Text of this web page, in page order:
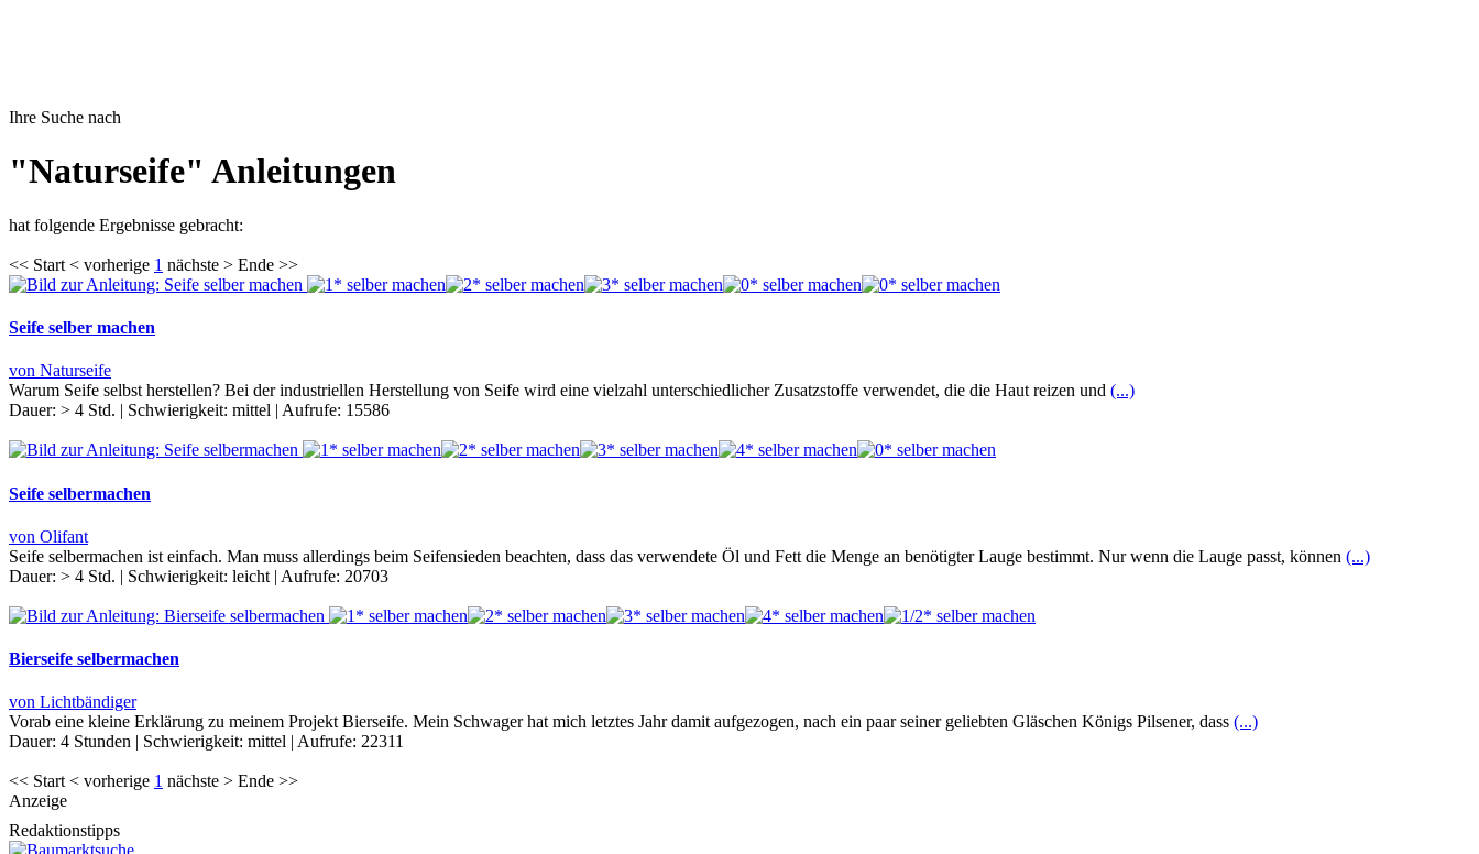
Ihre Suche nach
"Naturseife" Anleitungen
hat folgende Ergebnisse gebracht:
<< Start < vorherige 1 nächste > Ende >>
Seife selber machen
von Naturseife
Warum Seife selbst herstellen? Bei der industriellen Herstellung von Seife wird eine vielzahl unterschiedlicher Zusatzstoffe verwendet, die die Haut reizen und (...)
Dauer: > 4 Std. | Schwierigkeit: mittel | Aufrufe: 15586
Seife selbermachen
von Olifant
Seife selbermachen ist einfach. Man muss allerdings beim Seifensieden beachten, dass das verwendete Öl und Fett die Menge an benötigter Lauge bestimmt. Nur wenn die Lauge passt, können (...)
Dauer: > 4 Std. | Schwierigkeit: leicht | Aufrufe: 20703
Bierseife selbermachen
von Lichtbändiger
Vorab eine kleine Erklärung zu meinem Projekt Bierseife. Mein Schwager hat mich letztes Jahr damit aufgezogen, nach ein paar seiner geliebten Gläschen Königs Pilsener, dass (...)
Dauer: 4 Stunden Schwierigkeit: mittel Aufrufe: 22311
<< Start < vorherige 1 nächste > Ende >>
Anzeige
Redaktionstipps